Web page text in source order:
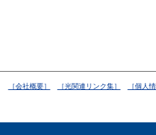
［会社概要］ ［光関連リンク集］ ［個人